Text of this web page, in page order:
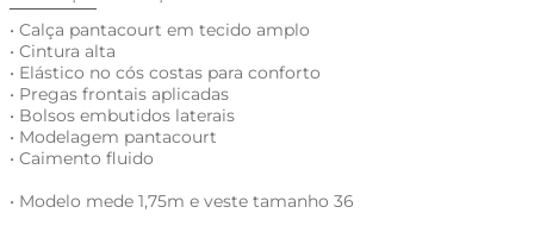
• Calça pantacourt em tecido amplo
• Cintura alta
• Elástico no cós costas para conforto
• Pregas frontais aplicadas
• Bolsos embutidos laterais
• Modelagem pantacourt
• Caimento fluido
• Modelo mede 1,75m e veste tamanho 36